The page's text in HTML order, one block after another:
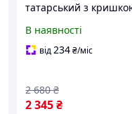
татарський з
В наявності
від234₴/міс
2 345₴
2 680 ₴